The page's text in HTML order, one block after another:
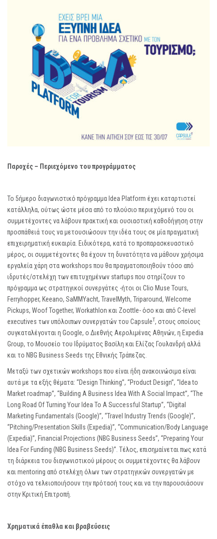
Παροχές – Περιεχόμενο του προγράμματος
Το 5ήμερο διαγωνιστικό πρόγραμμα Idea Platform έχει καταρτιστεί
κατάλληλα, ούτως ώστε μέσα από το πλούσιο περιεχόμενό του οι
συμμετέχοντες να λάβουν πρακτική και ουσιαστική καθοδήγηση στην
προσπάθειά τους να μετουσιώσουν την ιδέα τους σε μία πραγματική
επιχειρηματική ευκαιρία. Ειδικότερα, κατά το προπαρασκευαστικό
μέρος, οι συμμετέχοντες θα έχουν τη δυνατότητα να μάθουν χρήσιμα
εργαλεία χάρη στα workshops που θα πραγματοποιηθούν τόσο από
ιδρυτές/στελέχη των επιτυχημένων startups που στηρίζουν το
πρόγραμμα ως στρατηγικοί συνεργάτες -ήτοι οι Clio Muse Tours,
Ferryhopper, Keeano, SaMMYacht, TravelMyth, Triparound, Welcome
Pickups, Woof Together, Workathlon και Zoottle- όσο και από C-level
executives των υπόλοιπων συνεργατών του CapsuleT, στους οποίους
συγκαταλέγονται η Google, ο Διεθνής Αερολιμένας Αθηνών, η Expedia
Group, το Μουσείο του Ιδρύματος Βασίλη και Ελίζας Γουλανδρή αλλά
και το NBG Business Seeds της Εθνικής Τράπεζας.
Μεταξύ των σχετικών workshops που είναι ήδη ανακοινώσιμα είναι
αυτά με τα εξής θέματα: “Design Thinking”, “Product Design”, “Idea to
Market roadmap”, “Building A Business Idea With A Social Impact”, “The
Long Road Of Turning Your Idea To A Successful Startup”, “Digital
Marketing Fundamentals (Google)”, “Travel Industry Trends (Google)”,
“Pitching/Presentation Skills (Expedia)”, “Communication/Body Language
(Expedia)”, Financial Projections (NBG Business Seeds”, “Preparing Your
Idea For Funding (NBG Business Seeds)”. Tέλος, επισημαίνεται πως κατά
τη διάρκεια του διαγωνιστικού μέρους οι συμμετέχοντες θα λάβουν
και mentoring από στελέχη όλων των στρατηγικών συνεργατών με
στόχο να τελειοποιήσουν την πρότασή τους και να την παρουσιάσουν
στην Κριτική Επιτροπή.
Χρηματικά έπαθλα και βραβεύσεις